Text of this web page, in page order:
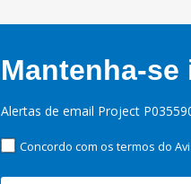
Mantenha-
Alertas de email Project
Concordo com os termos do